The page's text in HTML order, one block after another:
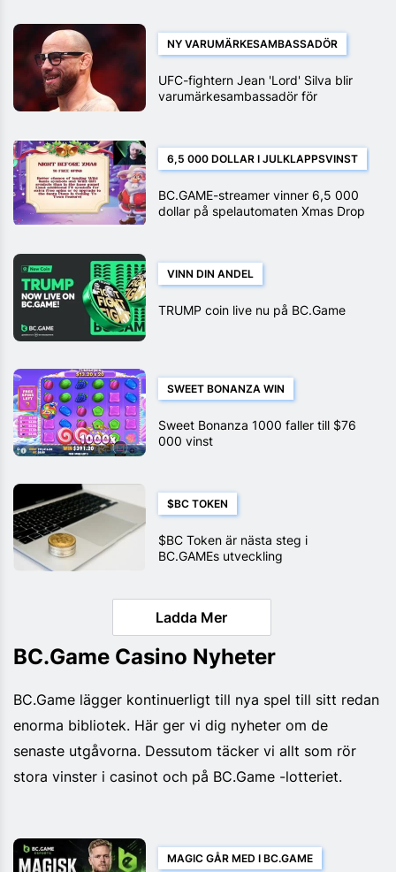
NY VARUMÄRKESAMBASSADÖR
UFC-fightern Jean 'Lord' Silva blir
varumärkesambassadör för
6,5 000 DOLLAR I JULKLAPPSVINST
BC.GAME-streamer vinner 6,5 000
dollar på spelautomaten Xmas Drop
VINN DIN ANDEL
TRUMP coin live nu på BC.Game
SWEET BONANZA WIN
Sweet Bonanza 1000 faller till $76
000 vinst
$BC TOKEN
$BC Token är nästa steg i
BC.GAMEs utveckling
Ladda Mer
BC.Game Casino Nyheter
BC.Game lägger kontinuerligt till nya spel till sitt redan
enorma bibliotek. Här ger vi dig nyheter om de
senaste utgåvorna. Dessutom täcker vi allt som rör
stora vinster i casinot och på BC.Game -lotteriet.
MAGIC GÅR MED I BC.GAME